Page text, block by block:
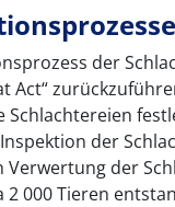
der
Act“
Schlachtereien
der
der
2 000 Tieren